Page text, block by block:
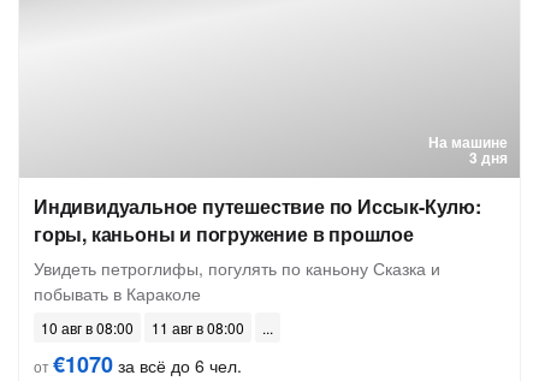
На машине
3 дня
Индивидуальное путешествие по Иссык-Кулю:
горы, каньоны и погружение в прошлое
Увидеть петроглифы, погулять по каньону Сказка и
побывать в Караколе
10 авг в 08:00
11 авг в 08:00
от€1070 за всё до 6 чел.